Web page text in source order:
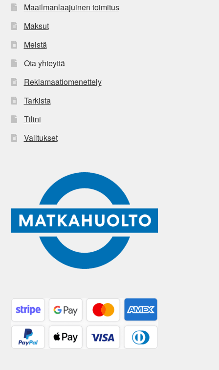
Maailmanlaajuinen toimitus
Maksut
Meistä
Ota yhteyttä
Reklamaatiomenettely
Tarkista
Tilini
Valitukset